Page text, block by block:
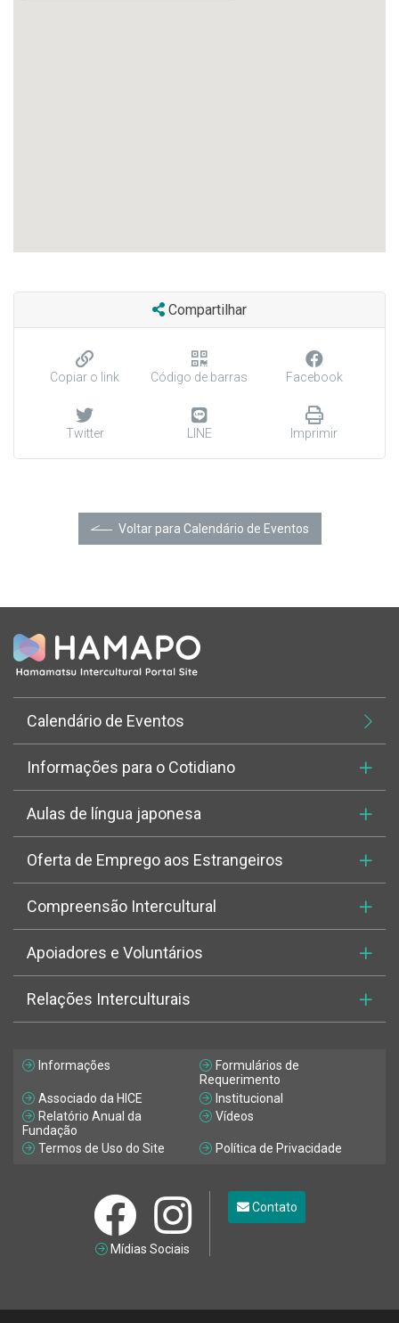
Compartilhar
Copiar o link Código de barras Facebook
Twitter LINE Imprimir
Voltar para Calendário de Eventos
Calendário de Eventos
Informações para o Cotidiano
Aulas de língua japonesa
Oferta de Emprego aos Estrangeiros
Compreensão Intercultural
Apoiadores e Voluntários
Relações Interculturais
Informações
Formulários de
Requerimento
Associado da HICE
Institucional
Relatório Anual da
Fundação
Vídeos
Termos de Uso do Site Política de Privacidade
Mídias Sociais
Contato